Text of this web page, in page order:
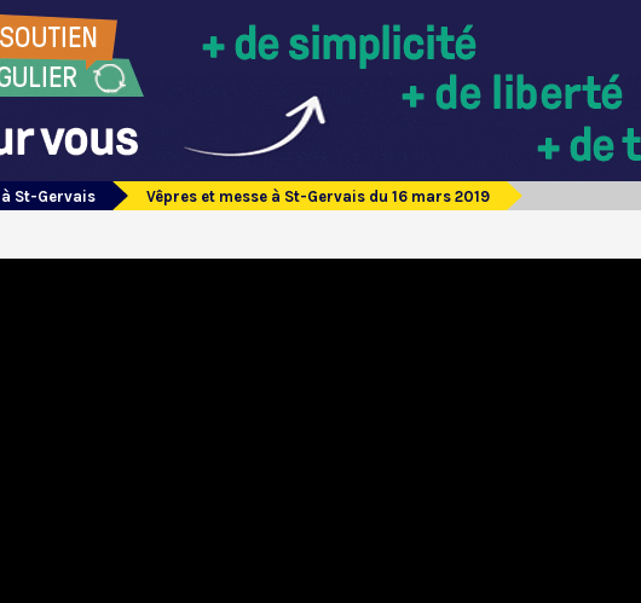
St-Gervais Vêpres et messe à St-Gervais du 16 mars 2019